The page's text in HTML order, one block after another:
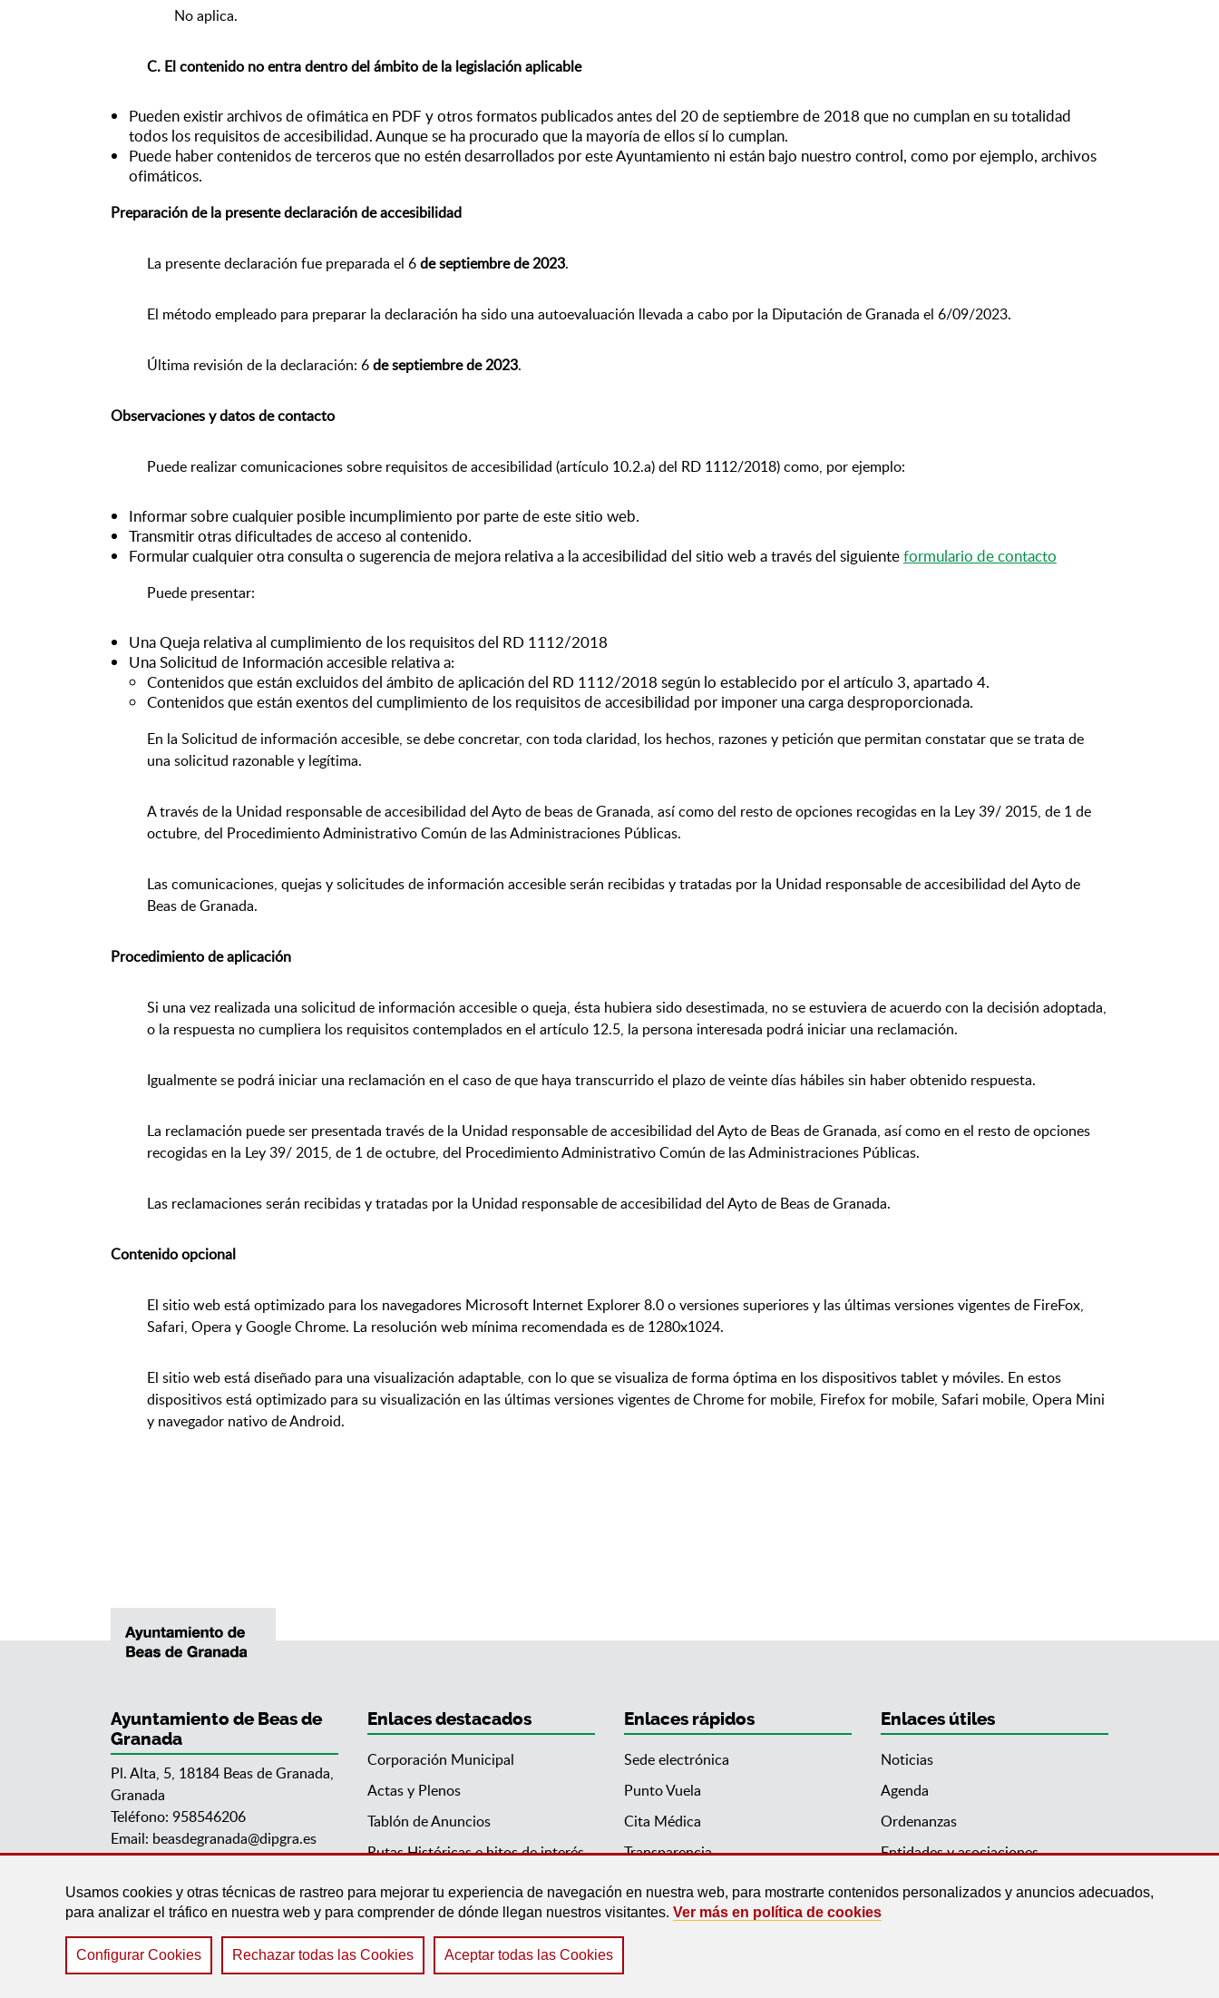
Usamos cookies y otras técnicas de rastreo para mejorar tu experiencia de navegación en nuestra web, para mostrarte contenidos personalizados y anuncios adecuados,
para analizar el tráfico en nuestra web y para comprender de dónde llegan nuestros visitantes. Ver más en política de cookies
Configurar Cookies Rechazar todas las Cookies Aceptar todas las Cookies
No aplica.
C. El contenido no entra dentro del ámbito de la legislación aplicable
Pueden existir archivos de ofimática en PDF y otros formatos publicados antes del 20 de septiembre de 2018 que no cumplan en su totalidad
todos los requisitos de accesibilidad. Aunque se ha procurado que la mayoría de ellos sí lo cumplan.
Puede haber contenidos de terceros que no estén desarrollados por este Ayuntamiento ni están bajo nuestro control, como por ejemplo, archivos
ofimáticos.
Preparación de la presente declaración de accesibilidad
La presente declaración fue preparada el 6de septiembre de 2023.
El método empleado para preparar la declaración ha sido una autoevaluación llevada a cabo por la Diputación de Granada el 6/09/2023.
Última revisión de la declaración: 6de septiembre de 2023.
Observaciones y datos de contacto
Puede realizar comunicaciones sobre requisitos de accesibilidad (artículo 10.2.a) del RD 1112/2018) como, por ejemplo:
Informar sobre cualquier posible incumplimiento por parte de este sitio web.
Transmitir otras dificultades de acceso al contenido.
Formular cualquier otra consulta o sugerencia de mejora relativa a la accesibilidad del sitio web a través del siguienteformulario de contacto
Puede presentar:
Una Queja relativa al cumplimiento de los requisitos del RD 1112/2018
Una Solicitud de Información accesible relativa a:
Contenidos que están excluidos del ámbito de aplicación del RD 1112/2018 según lo establecido por el artículo 3, apartado 4.
Contenidos que están exentos del cumplimiento de los requisitos de accesibilidad por imponer una carga desproporcionada.
En la Solicitud de información accesible, se debe concretar, con toda claridad, los hechos, razones y petición que permitan constatar que se trata de
una solicitud razonable y legítima.
A través de la Unidad responsable de accesibilidad del Ayto de beas de Granada, así como del resto de opciones recogidas en la Ley 39/ 2015, de 1 de
octubre, del Procedimiento Administrativo Común de las Administraciones Públicas.
Las comunicaciones, quejas y solicitudes de información accesible serán recibidas y tratadas por la Unidad responsable de accesibilidad del Ayto de
Beas de Granada.
Procedimiento de aplicación
Si una vez realizada una solicitud de información accesible o queja, ésta hubiera sido desestimada, no se estuviera de acuerdo con la decisión adoptada,
o la respuesta no cumpliera los requisitos contemplados en el artículo 12.5, la persona interesada podrá iniciar una reclamación.
Igualmente se podrá iniciar una reclamación en el caso de que haya transcurrido el plazo de veinte días hábiles sin haber obtenido respuesta.
La reclamación puede ser presentada través de la Unidad responsable de accesibilidad del Ayto de Beas de Granada, así como en el resto de opciones
recogidas en la Ley 39/ 2015, de 1 de octubre, del Procedimiento Administrativo Común de las Administraciones Públicas.
Las reclamaciones serán recibidas y tratadas por la Unidad responsable de accesibilidad del Ayto de Beas de Granada.
Contenido opcional
El sitio web está optimizado para los navegadores Microsoft Internet Explorer 8.0 o versiones superiores y las últimas versiones vigentes de FireFox,
Safari, Opera y Google Chrome. La resolución web mínima recomendada es de 1280x1024.
El sitio web está diseñado para una visualización adaptable, con lo que se visualiza de forma óptima en los dispositivos tablet y móviles. En estos
dispositivos está optimizado para su visualización en las últimas versiones vigentes de Chrome for mobile, Firefox for mobile, Safari mobile, Opera Mini
y navegador nativo de Android.
Ayuntamiento de Beas de
Granada
Pl. Alta, 5, 18184 Beas de Granada,
Granada
Teléfono: 958546206
Email: beasdegranada@dipgra.es
Enlaces destacados
Corporación Municipal
Actas y Plenos
Tablón de Anuncios
Rutas Históricas e hitos de interés
Enlaces rápidos
Sede electrónica
Punto Vuela
Cita Médica
Transparencia
Enlaces útiles
Noticias
Agenda
Ordenanzas
Entidades y asociaciones
Aviso legal | Política de Cookies | Accesibilidad | Protección de Datos | Mapa Web